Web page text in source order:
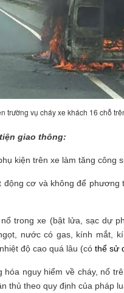
trường vụ cháy xe khách 16 chỗ
giao thông:
kiện trên xe làm tăng công
cơ và không để
trong xe (bật lửa, sạc dự
nước có gas, kính mắt,
độ cao quá lâu (có thể sử
hóa nguy hiểm về cháy, nổ
thủ theo quy định của pháp